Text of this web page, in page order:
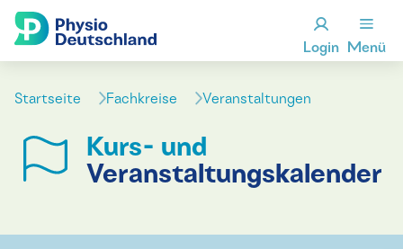
Login Menü
Startseite Fachkreise Veranstaltungen
Kurs- und
Veranstaltungskalender